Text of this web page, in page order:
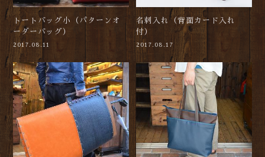
トートバッグ小（パターンオ
ーダーバッグ）
2017.08.11
名刺入れ（背面カード入れ
付）
2017.08.17